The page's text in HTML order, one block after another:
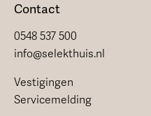
Contact
0548 537 500
info@selekthuis.nl
Vestigingen
Servicemelding